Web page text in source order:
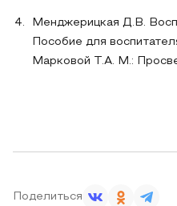
Менджерицкая Д.В.
Пособие для
Марковой Т.А. М.:
Поделиться